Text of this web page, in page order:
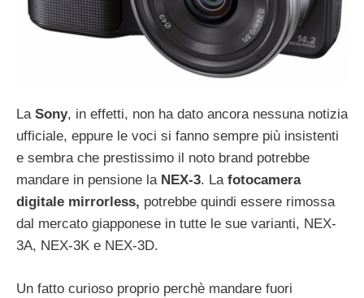
La Sony, in effetti, non ha dato ancora nessuna notizia
ufficiale, eppure le voci si fanno sempre più insistenti
e sembra che prestissimo il noto brand potrebbe
mandare in pensione laNEX-3. La fotocamera
digitale mirrorless, potrebbe quindi essere rimossa
dal mercato giapponese in tutte le sue varianti, NEX-
3A, NEX-3K e NEX-3D.
Un fatto curioso proprio perchè mandare fuori